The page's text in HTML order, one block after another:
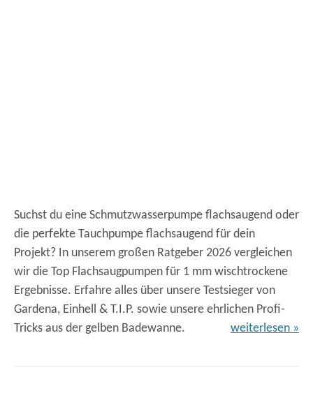
Suchst du eine Schmutzwasserpumpe flachsaugend oder
die perfekte Tauchpumpe flachsaugend für dein
Projekt? In unserem großen Ratgeber 2026 vergleichen
wir die Top Flachsaugpumpen für 1 mm wischtrockene
Ergebnisse. Erfahre alles über unsere Testsieger von
Gardena, Einhell & T.I.P. sowie unsere ehrlichen Profi-
Tricks aus der gelben Badewanne.
weiterlesen »